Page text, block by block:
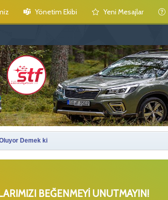
Yönetim Ekibi Yeni Mesajlar
Demek ki
BEĞENMEYİ UNUTMAYIN!